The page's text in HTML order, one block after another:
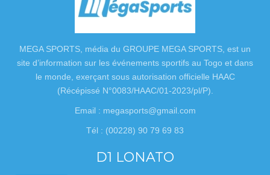
MEGA SPORTS, média du GROUPE MEGA SPORTS, est un
site d’information sur les événements sportifs au Togo et dans
le monde, exerçant sous autorisation officielle HAAC
(Récépissé N°0083/HAAC/01-2023/pl/P).
Email : megasports@gmail.com
Tél : (00228) 90 79 69 83
D1 LONATO